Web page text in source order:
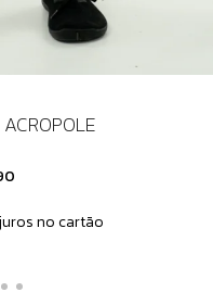
no cartão